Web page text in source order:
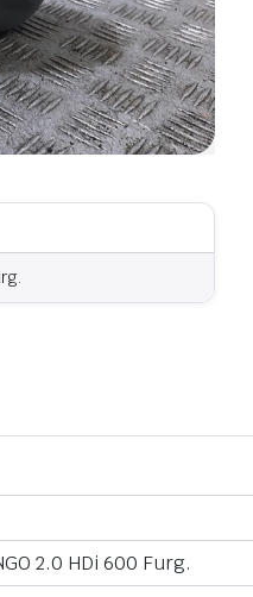
2.0 HDi 600 Furg.